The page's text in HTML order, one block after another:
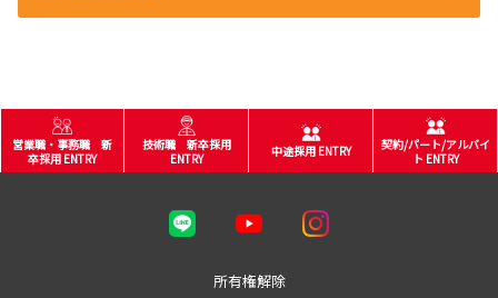
営業職・事務職 新
卒採用 ENTRY
技術職 新卒採用
ENTRY
中途採用 ENTRY
契約/パート/アルバイ
ト ENTRY
所有権解除